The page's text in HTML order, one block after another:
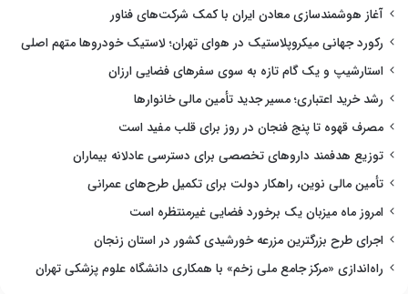
آغاز هوشمندسازی معادن ایران با کمک شرکت‌های فناور
رکورد جهانی میکروپلاستیک در هوای تهران؛ لاستیک خودروها متهم اصلی
استارشیپ و یک گام تازه به سوی سفرهای فضایی ارزان
رشد خرید اعتباری؛ مسیر جدید تأمین مالی خانوارها
مصرف قهوه تا پنج فنجان در روز برای قلب مفید است
توزیع هدفمند داروهای تخصصی برای دسترسی عادلانه بیماران
تأمین مالی نوین، راهکار دولت برای تکمیل طرح‌های عمرانی
امروز ماه میزبان یک برخورد فضایی غیرمنتظره است
اجرای طرح بزرگترین مزرعه خورشیدی کشور در استان زنجان
راه‌اندازی «مرکز جامع ملی زخم» با همکاری دانشگاه علوم پزشکی تهران